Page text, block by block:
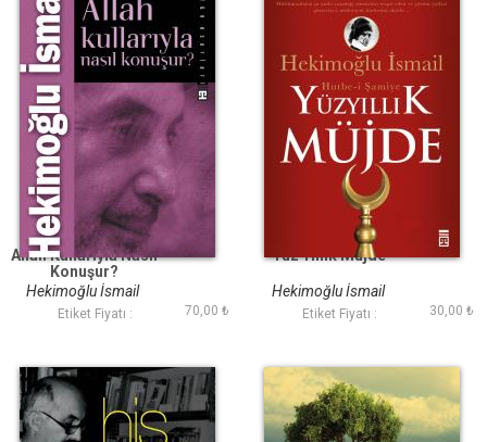
Allah Kullarıyla Nasıl
Konuşur?
Hekimoğlu İsmail
Etiket Fiyatı : 70,00 ₺
Yüz Yıllık Müjde
Hekimoğlu İsmail
Etiket Fiyatı : 30,00 ₺